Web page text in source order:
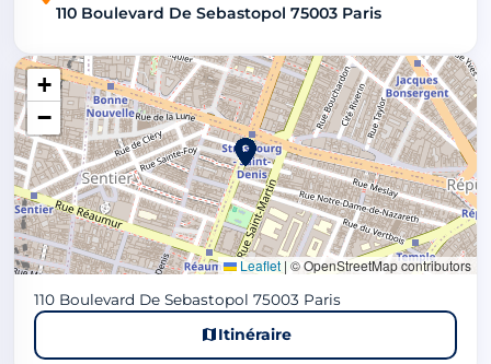
110 Boulevard De Sebastopol 75003 Paris
+
−
Leaflet | © OpenStreetMap contributors
110 Boulevard De Sebastopol 75003 Paris
Itinéraire